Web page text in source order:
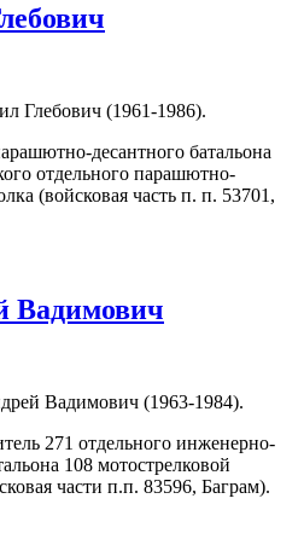
Глебович (1961-1986).
десантного батальона
отдельного парашютно-
(войсковая часть п. п. 53701,
Вадимович
Вадимович (1963-1984).
271 отдельного инженерно-
108 мотострелковой
части п.п. 83596, Баграм).